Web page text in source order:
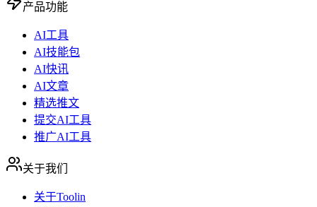
产品功能
AI工具
AI技能包
AI快讯
AI文章
精选推文
提交AI工具
推广AI工具
关于我们
关于Toolin